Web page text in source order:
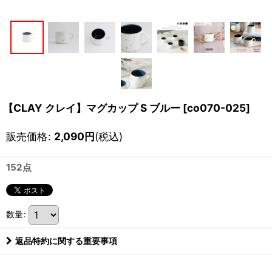
【CLAY クレイ】マグカップ S ブルー [co070-025]
販売価格: 2,090円(税込)
152点
数量:
返品特約に関する重要事項